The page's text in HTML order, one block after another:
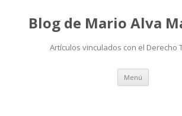
Blog de Mario Alva
Artículos vinculados con el Derecho
Menú Ir
contenido